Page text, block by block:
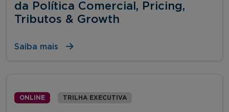
da Política Comercial, Pricing,
Tributos & Growth
Saiba mais
ONLINE TRILHA EXECUTIVA